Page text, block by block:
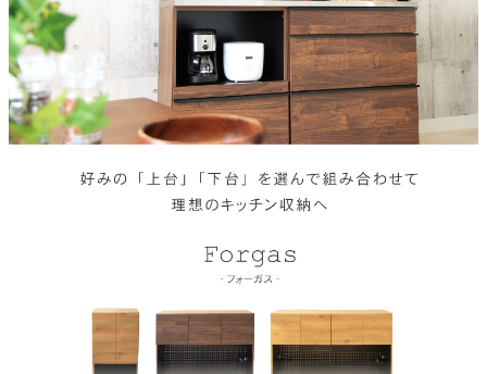
単品で使用不可能。必ず下台と合わせてご注文ください。
約122.3x50x90(cm)
原産国